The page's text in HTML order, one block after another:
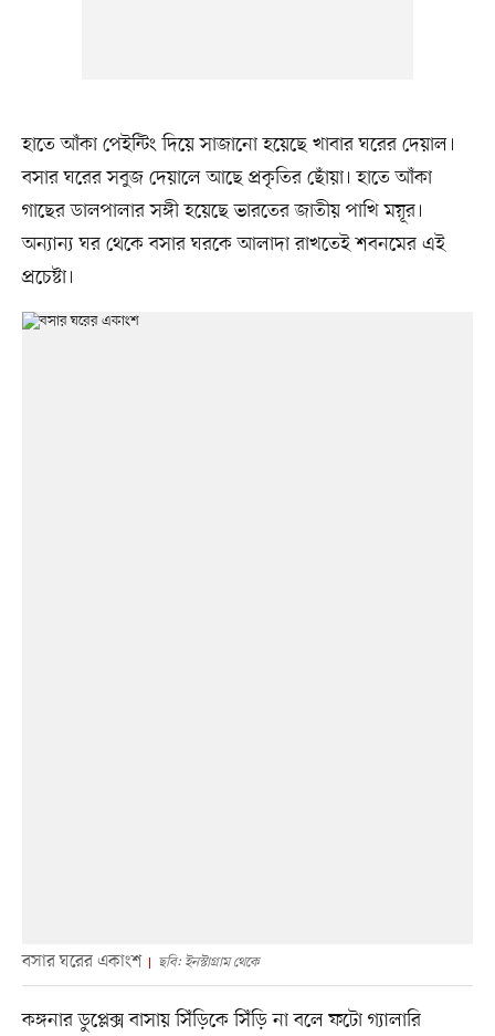
হাতে আঁকা পেইন্টিং দিয়ে সাজানো হয়েছে খাবার ঘরের দেয়াল।
বসার ঘরের সবুজ দেয়ালে আছে প্রকৃতির ছোঁয়া। হাতে আঁকা
গাছের ডালপালার সঙ্গী হয়েছে ভারতের জাতীয় পাখি ময়ূর।
অন্যান্য ঘর থেকে বসার ঘরকে আলাদা রাখতেই শবনমের এই
প্রচেষ্টা।
বসার ঘরের একাংশ ছবি: ইনস্টাগ্রাম থেকে
কঙ্গনার ডুপ্লেক্স বাসায় সিঁড়িকে সিঁড়ি না বলে ফটো গ্যালারি